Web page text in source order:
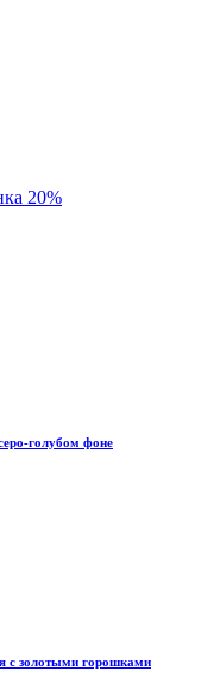
20%
голубом фоне
с золотыми горошками